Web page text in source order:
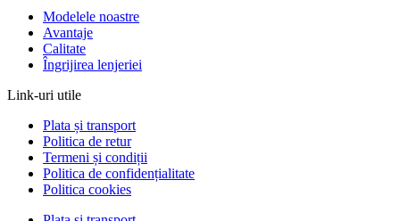
Modelele noastre
Avantaje
Calitate
Îngrijirea lenjeriei
Link-uri utile
Plata și transport
Politica de retur
Termeni și condiții
Politica de confidențialitate
Politica cookies